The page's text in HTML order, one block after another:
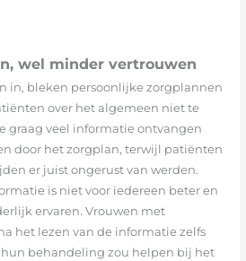
wel minder vertrouwen
in, bleken persoonlijke zorgplannen
over het algemeen niet te
graag veel informatie ontvangen
door het zorgplan, terwijl patiënten
er juist ongerust van werden.
is niet voor iedereen beter en
ervaren. Vrouwen met
het lezen van de informatie zelfs
behandeling zou helpen bij het